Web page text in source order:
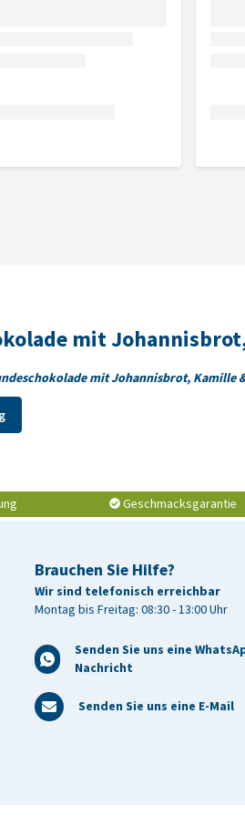
mit
mit Johannisbrot, Kamille
Geschmacksgarantie
Brauchen Sie Hilfe?
Wir sind telefonisch erreichbar
Montag bis Freitag: 08:30 - 13:00 Uhr
Senden Sie uns eine
Nachricht
Senden Sie uns eine E-Mail